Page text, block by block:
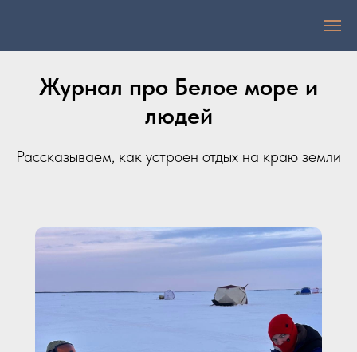
Журнал про Белое море и
людей
Рассказываем, как устроен отдых на краю земли